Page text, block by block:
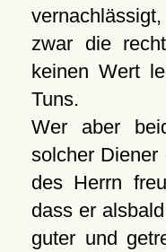
zwar die
keinen Wert
Tuns.
Wer aber
solcher
des Herrn
dass er
guter und